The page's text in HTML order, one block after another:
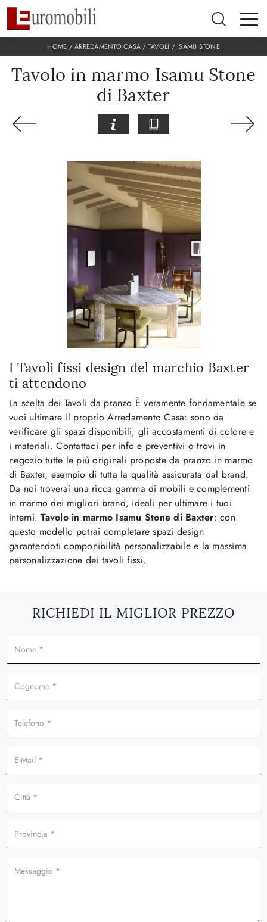
HOME /ARREDAMENTO CASA / TAVOLI / ISAMU STONE
Tavolo in marmo Isamu Stone
di Baxter
I Tavoli fissi design del marchio Baxter
ti attendono
La scelta dei Tavoli da pranzo È veramente fondamentale se
vuoi ultimare il proprio Arredamento Casa: sono da
verificare gli spazi disponibili, gli accostamenti di colore e
i materiali. Contattaci per info e preventivi o trovi in
negozio tutte le più originali proposte da pranzo in marmo
di Baxter, esempio di tutta la qualità assicurata dal brand.
Da noi troverai una ricca gamma di mobili e complementi
in marmo dei migliori brand, ideali per ultimare i tuoi
interni.Tavolo in marmo Isamu Stone di Baxter: con
questo modello potrai completare spazi design
garantendoti componibilità personalizzabile e la massima
personalizzazione dei tavoli fissi.
RICHIEDI IL MIGLIOR PREZZO